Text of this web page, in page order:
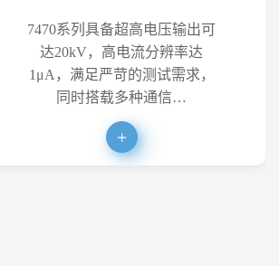
7470系列具备超高电压输出可
达20kV，高电流分辨率达
1μA，满足严苛的测试需求，
同时搭载多种通信…